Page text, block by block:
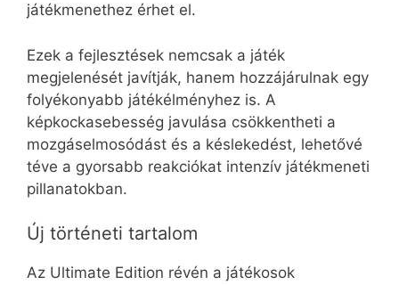
játékmenethez érhet el.
Ezek a fejlesztések nemcsak a játék
megjelenését javítják, hanem hozzájárulnak egy
folyékonyabb játékélményhez is. A
képkockasebesség javulása csökkentheti a
mozgáselmosódást és a késlekedést, lehetővé
téve a gyorsabb reakciókat intenzív játékmeneti
pillanatokban.
Új történeti tartalom
Az Ultimate Edition révén a játékosok